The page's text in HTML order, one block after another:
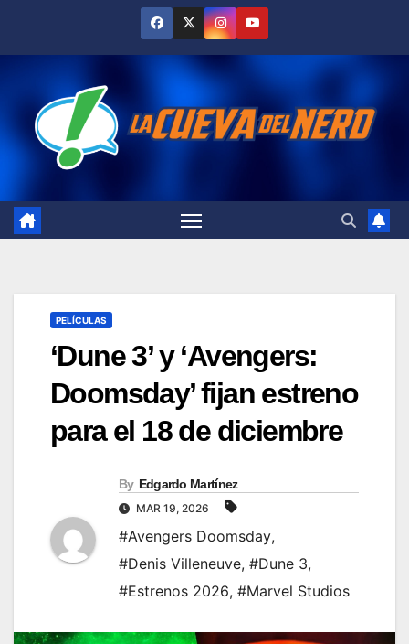
PELÍCULAS
‘Dune 3’ y ‘Avengers:
Doomsday’ fijan estreno
para el 18 de diciembre
By Edgardo Martínez
MAR 19, 2026
#Avengers Doomsday,
#Denis Villeneuve, #Dune 3,
#Estrenos 2026, #Marvel Studios